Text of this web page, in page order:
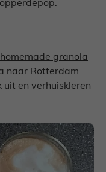
homemade granola
naar Rotterdam
uit en verhuiskleren